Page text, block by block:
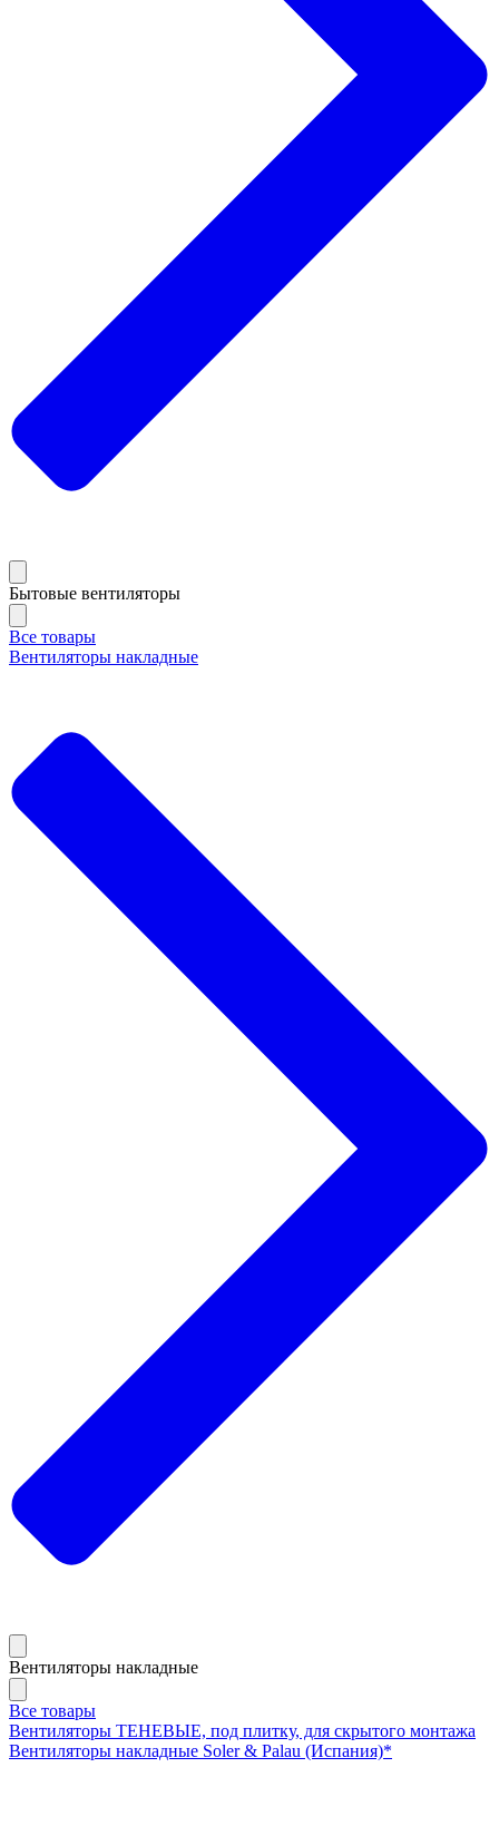
Бытовые вентиляторы
Все товары
Вентиляторы накладные
Вентиляторы накладные
Все товары
Вентиляторы ТЕНЕВЫЕ, под плитку, для скрытого монтажа
Вентиляторы накладные Soler & Palau (Испания)*